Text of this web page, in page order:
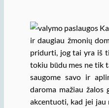
ir daugiau žmonių
pridurti, jog tai yra iš
tokiu būdu mes ne tik
saugome savo ir
daroma mažiau žalos
akcentuoti, kad jei